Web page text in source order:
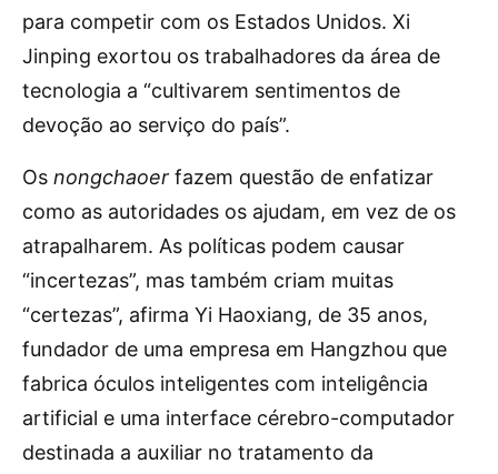
para competir com os Estados Unidos. Xi
Jinping exortou os trabalhadores da área de
tecnologia a “cultivarem sentimentos de
devoção ao serviço do país”.
Os nongchaoer fazem questão de enfatizar
como as autoridades os ajudam, em vez de os
atrapalharem. As políticas podem causar
“incertezas”, mas também criam muitas
“certezas”, afirma Yi Haoxiang, de 35 anos,
fundador de uma empresa em Hangzhou que
fabrica óculos inteligentes com inteligência
artificial e uma interface cérebro-computador
destinada a auxiliar no tratamento da